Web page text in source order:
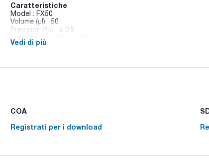
Caratteristiche
Model : FX50
Volume (µl) : 50
Precision (%) : ± 0,9
Tips : 425-000960
Pipette completamente autoclavabili a 121 °C per 20
Vedi di più
COA
Registrati per i download